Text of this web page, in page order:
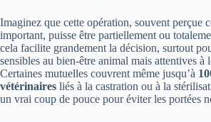
Imaginez que cette opération, souvent perçue
important, puisse être partiellement ou
cela facilite grandement la décision, surtout
sensibles au bien-être animal mais attentives à
Certaines mutuelles couvrent même jusqu’à
vétérinaires liés à la castration ou à la
un vrai coup de pouce pour éviter les portées